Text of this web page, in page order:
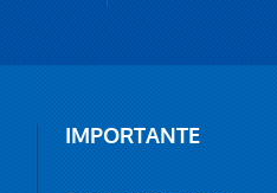
IMPORTANTE